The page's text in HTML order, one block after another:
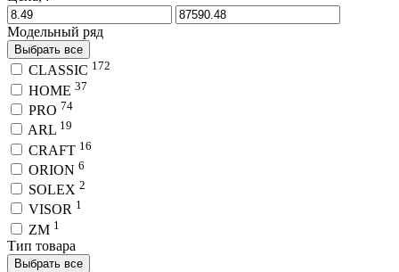
Модельный ряд
Выбрать все
CLASSIC 172
HOME 37
PRO 74
ARL 19
CRAFT 16
ORION 6
SOLEX 2
VISOR 1
ZM 1
Тип товара
Выбрать все